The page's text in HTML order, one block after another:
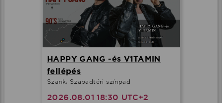
HAPPY GANG -és V1TAMIN
fellépés
Szank, Szabadtéri színpad
2026.08.01 18:30 UTC+2